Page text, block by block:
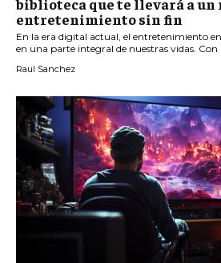
entretenimiento sin fin
En la era digital actual, el entretenimiento
en una parte integral de nuestras vidas. Con
Raul Sanchez